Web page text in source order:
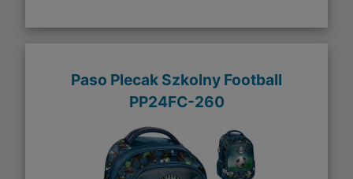
Paso Plecak Szkolny Football
PP24FC-260